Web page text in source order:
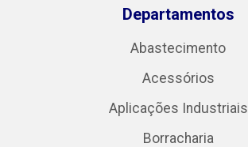
Departamentos
Abastecimento
Acessórios
Aplicações Industriais
Borracharia